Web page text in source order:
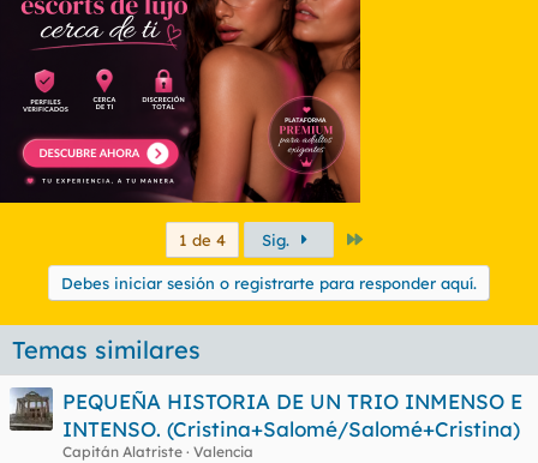
1 de 4 Sig.
Debes iniciar sesión o registrarte para responder aquí.
Temas similares
PEQUEÑA HISTORIA DE UN TRIO INMENSO E
INTENSO. (Cristina+Salomé/Salomé+Cristina)
Capitán Alatriste Valencia